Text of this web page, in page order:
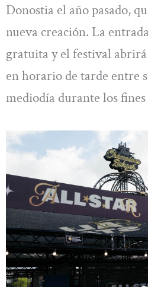
Donostia el año pasado,
nueva creación. La
gratuita y el festival
en horario de tarde entre
mediodía durante los fines